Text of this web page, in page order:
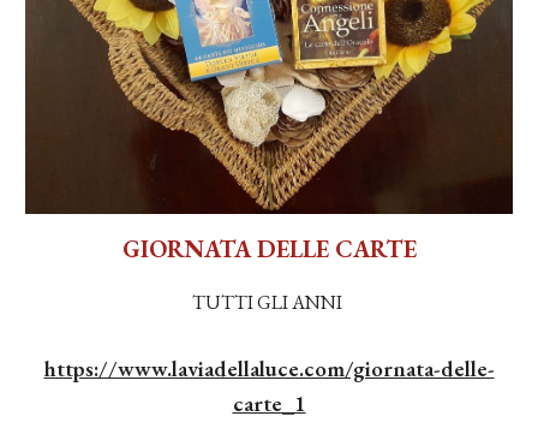
GIORNATA DELLE CARTE
TUTTI GLI ANNI
https://www.laviadellaluce.com/giornata-delle-
carte_1